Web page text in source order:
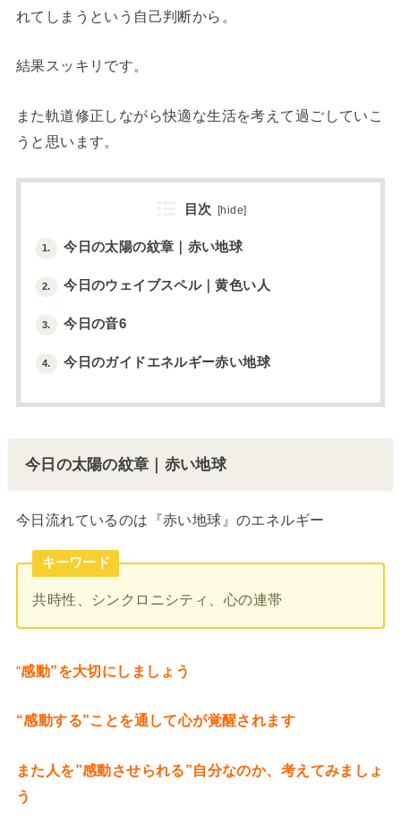
れてしまうという自己判断から。
結果スッキリです。
また軌道修正しながら快適な生活を考えて過ごしていこ
うと思います。
目次 [hide]
1. 今日の太陽の紋章｜赤い地球
2. 今日のウェイブスペル｜黄色い人
3. 今日の音6
4. 今日のガイドエネルギー赤い地球
今日の太陽の紋章｜赤い地球
今日流れているのは『赤い地球』のエネルギー
キーワード
共時性、シンクロニシティ、心の連帯
“感動”を大切にしましょう
“感動する”ことを通して心が覚醒されます
また人を”感動させられる”自分なのか、考えてみましょ
う